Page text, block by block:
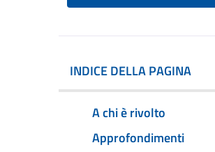
INDICE DELLA PAGINA
A chi è rivolto
Approfondimenti